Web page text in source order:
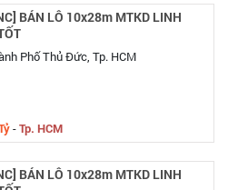
BÁN LÔ 10x28m MTKD LINH
Phố Thủ Đức, Tp. HCM
-Tp. HCM
BÁN LÔ 10x28m MTKD LINH